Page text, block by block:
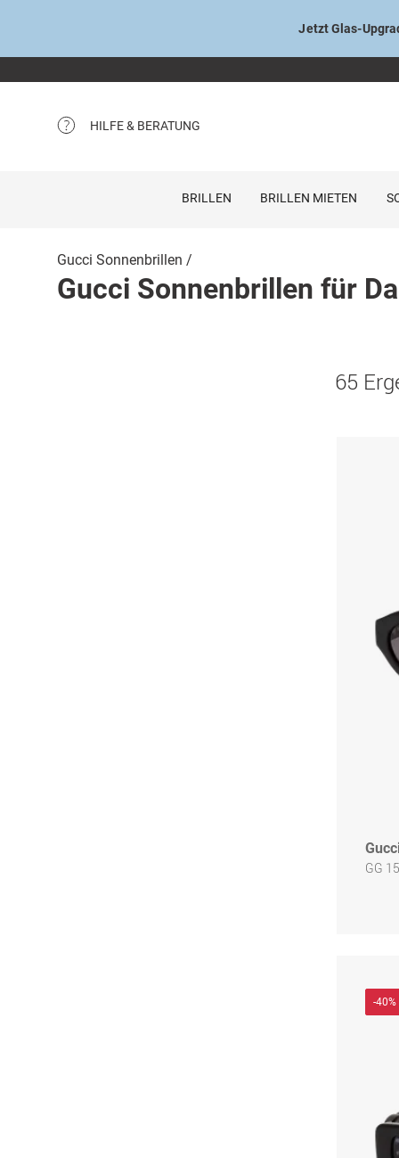
Jetzt Glas-
HILFE & BERATUNG
BRILLEN BRILLEN MIETEN
Gucci Sonnenbrillen
Gucci Sonnenbrillen für
65
GG
-40%